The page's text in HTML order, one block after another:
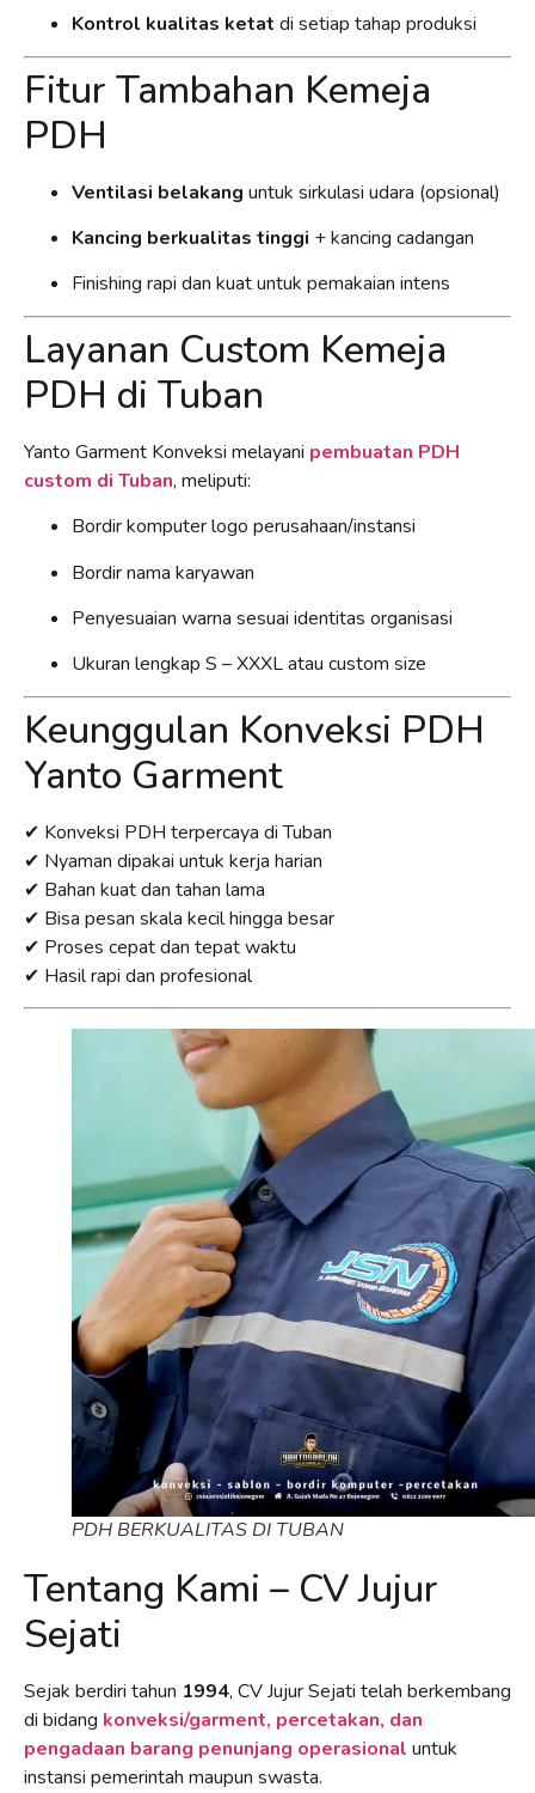
Kontrol kualitas ketat di setiap tahap produksi
Fitur Tambahan Kemeja
PDH
Ventilasi belakang untuk sirkulasi udara (opsional)
Kancing berkualitas tinggi + kancing cadangan
Finishing rapi dan kuat untuk pemakaian intens
Layanan Custom Kemeja
PDH di Tuban
Yanto Garment Konveksi melayani pembuatan PDH
custom di Tuban, meliputi:
Bordir komputer logo perusahaan/instansi
Bordir nama karyawan
Penyesuaian warna sesuai identitas organisasi
Ukuran lengkap S – XXXL atau custom size
Keunggulan Konveksi PDH
Yanto Garment
✔ Konveksi PDH terpercaya di Tuban
✔ Nyaman dipakai untuk kerja harian
✔ Bahan kuat dan tahan lama
✔ Bisa pesan skala kecil hingga besar
✔ Proses cepat dan tepat waktu
✔ Hasil rapi dan profesional
PDH BERKUALITAS DI TUBAN
Tentang Kami – CV Jujur
Sejati
Sejak berdiri tahun 1994, CV Jujur Sejati telah berkembang
di bidang konveksi/garment, percetakan, dan
pengadaan barang penunjang operasional untuk
instansi pemerintah maupun swasta.